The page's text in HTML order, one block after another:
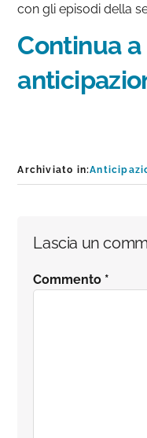
con gli episodi della
Continua
Archiviato in:
Interazioni
del
Lascia un
Commento *